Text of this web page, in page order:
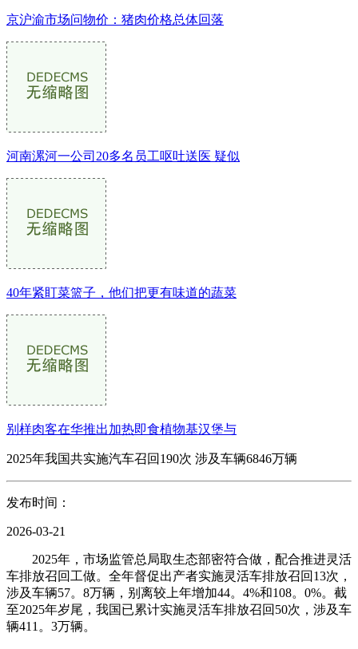
京沪渝市场问物价：猪肉价格总体回落
河南漯河一公司20多名员工呕吐送医 疑似
40年紧盯菜篮子，他们把更有味道的蔬菜
别样肉客在华推出加热即食植物基汉堡与
2025年我国共实施汽车召回190次 涉及车辆6846万辆
发布时间：
2026-03-21
2025年，市场监管总局取生态部密符合做，配合推进灵活
车排放召回工做。全年督促出产者实施灵活车排放召回13次，
涉及车辆57。8万辆，别离较上年增加44。4%和108。0%。截
至2025年岁尾，我国已累计实施灵活车排放召回50次，涉及车
辆411。3万辆。